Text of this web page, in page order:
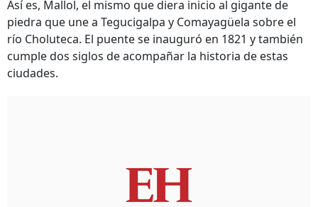
Así es, Mallol, el mismo que diera inicio al gigante de
piedra que une a Tegucigalpa y Comayagüela sobre el
río Choluteca. El puente se inauguró en 1821 y también
cumple dos siglos de acompañar la historia de estas
ciudades.